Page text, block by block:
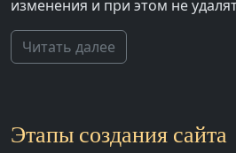
изменения и при этом не
Читать далее
Этапы создания сайта